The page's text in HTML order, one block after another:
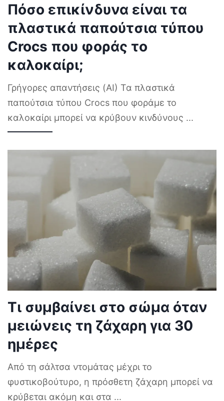
Πόσο επικίνδυνα είναι τα
πλαστικά παπούτσια τύπου
Crocs που φοράς το
καλοκαίρι;
Γρήγορες απαντήσεις (AI) Τα πλαστικά
παπούτσια τύπου Crocs που φοράμε το
καλοκαίρι μπορεί να κρύβουν κινδύνους ...
Τι συμβαίνει στο σώμα όταν
μειώνεις τη ζάχαρη για 30
ημέρες
Από τη σάλτσα ντομάτας μέχρι το
φυστικοβούτυρο, η πρόσθετη ζάχαρη μπορεί να
κρύβεται ακόμη και στα ...